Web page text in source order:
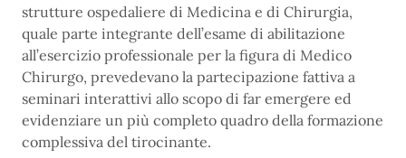
strutture ospedaliere di Medicina e di Chirurgia,
quale parte integrante dell’esame di abilitazione
all’esercizio professionale per la figura di Medico
Chirurgo, prevedevano la partecipazione fattiva a
seminari interattivi allo scopo di far emergere ed
evidenziare un più completo quadro della formazione
complessiva del tirocinante.